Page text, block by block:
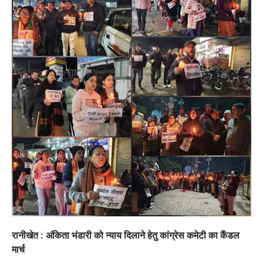
रानीखेत : अंकिता भंडारी को न्याय दिलाने हेतु कांग्रेस कमेटी का कैंडल
मार्च